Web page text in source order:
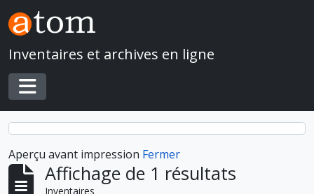
Skip to main content
Inventaires et archives en ligne
Toggle navigation
Aperçu avant impression Fermer
Affichage de 1 résultats
Inventaires